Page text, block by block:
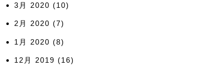
3月 2020 (10)
2月 2020 (7)
1月 2020 (8)
12月 2019 (16)